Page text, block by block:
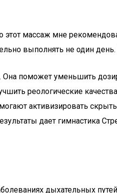
массаж мне
выполнять не один
поможет уменьшить
реологические
активизировать
дает гимнастика
дыхательных